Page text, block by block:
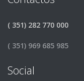
( 351) 282 770 000
( 351) 969 685 985
Social